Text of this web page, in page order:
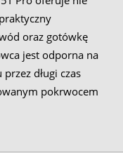
oraz gotówkę
jest odporna na
długi czas
pokrwocem